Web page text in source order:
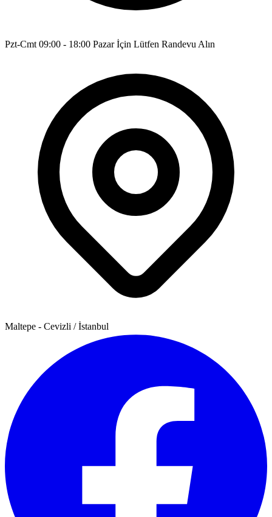
Pzt-Cmt 09:00 - 18:00 Pazar İçin Lütfen Randevu Alın
Maltepe - Cevizli / İstanbul